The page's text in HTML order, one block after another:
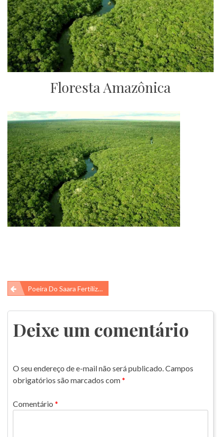
Floresta Amazônica
Navegação
de
Post
Poeira Do Saara Fertiliza A Floresta Amazônica
Deixe um comentário
O seu endereço de e-mail não será publicado. Campos
obrigatórios são marcados com*
Comentário *